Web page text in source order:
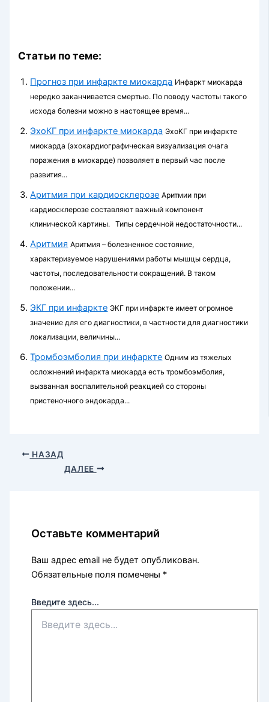
Статьи по теме:
Прогноз при инфаркте миокарда Инфаркт миокарда
нередко заканчивается смертью. По поводу частоты такого
исхода болезни можно в настоящее время...
ЭхоКГ при инфаркте миокарда ЭхоКГ при инфаркте
миокарда (эхокардиографическая визуализация очага
поражения в миокарде) позволяет в первый час после
развития...
Аритмия при кардиосклерозе Аритмии при
кардиосклерозе составляют важный компонент
клинической картины. Типы сердечной недостаточности...
Аритмия Аритмия – болезненное состояние,
характеризуемое нарушениями работы мышцы сердца,
частоты, последовательности сокращений. В таком
положении...
ЭКГ при инфаркте ЭКГ при инфаркте имеет огромное
значение для его диагностики, в частности для диагностики
локализации, величины...
Тромбоэмболия при инфаркте Одним из тяжелых
осложнений инфаркта миокарда есть тромбоэмболия,
вызванная воспалительной реакцией со стороны
пристеночного эндокарда...
НАЗАД
ДАЛЕЕ
Оставьте комментарий
Ваш адрес email не будет опубликован.
Обязательные поля помечены *
Введите здесь...